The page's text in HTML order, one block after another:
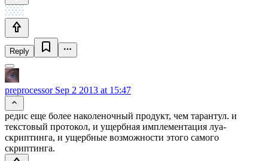
Reply
preprocessorSep 2 2013 at 15:47
редис еще более наколеночный продукт, чем тарантул. и
текстовый протокол, и ущербная имплементация луа-
скриптинга, и ущербные возможности этого самого
скриптинга.